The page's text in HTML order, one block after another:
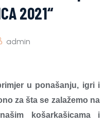
2021“
admin
u ponašanju, igri i
za šta se zalažemo na
košarkašicama i